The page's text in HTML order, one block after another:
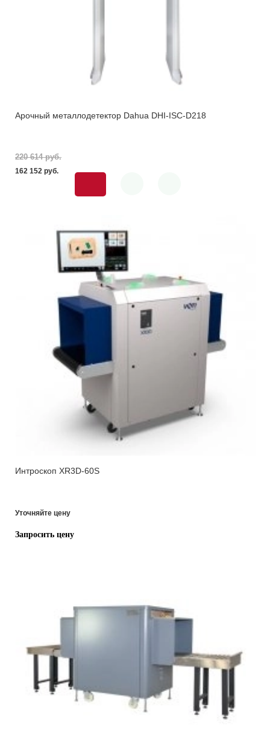
Арочный металлодетектор Dahua DHI-ISC-D218
220 614 pуб.
162 152 pуб.
Интроскоп XR3D-60S
Уточняйте цену
Запросить цену